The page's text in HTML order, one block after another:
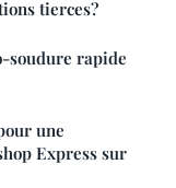
tierces?
soudure rapide
une
Express sur